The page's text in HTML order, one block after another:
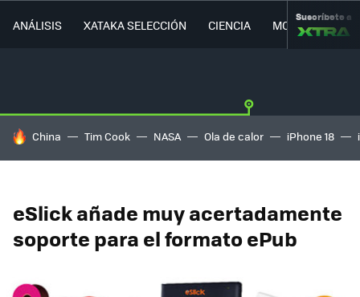
ANÁLISIS XATAKA SELECCIÓN CIENCIA MOVILIDAD
Suscríbete a
HOY SE HABLA DE
China Tim Cook NASA Ola de calor iPhone 18
eSlick añade muy acertadamente
soporte para el formato ePub